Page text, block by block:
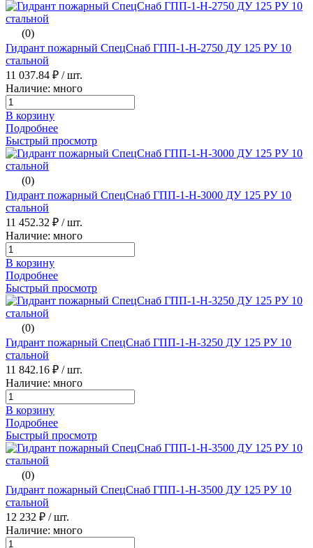
(0)
Гидрант пожарный СпецСнаб ГПП-1-H-2750 ДУ 125 РУ 10
стальной
11 037.84 ₽ / шт.
Наличие: много
В корзину
Подробнее
Быстрый просмотр
(0)
Гидрант пожарный СпецСнаб ГПП-1-H-3000 ДУ 125 РУ 10
стальной
11 452.32 ₽ / шт.
Наличие: много
В корзину
Подробнее
Быстрый просмотр
(0)
Гидрант пожарный СпецСнаб ГПП-1-H-3250 ДУ 125 РУ 10
стальной
11 842.16 ₽ / шт.
Наличие: много
В корзину
Подробнее
Быстрый просмотр
(0)
Гидрант пожарный СпецСнаб ГПП-1-H-3500 ДУ 125 РУ 10
стальной
12 232 ₽ / шт.
Наличие: много